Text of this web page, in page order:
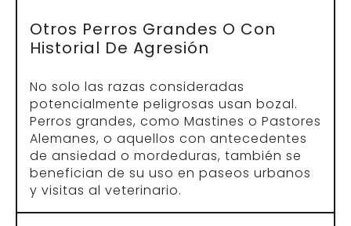
Otros Perros Grandes O Con
Historial De Agresión
No solo las razas consideradas
potencialmente peligrosas usan bozal.
Perros grandes, como Mastines o Pastores
Alemanes, o aquellos con antecedentes
de ansiedad o mordeduras, también se
benefician de su uso en paseos urbanos
y visitas al veterinario.